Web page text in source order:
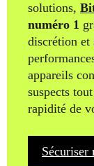
solutions,
numéro 1
discrétion et
appareils
suspects
rapidité de
Sécuriser